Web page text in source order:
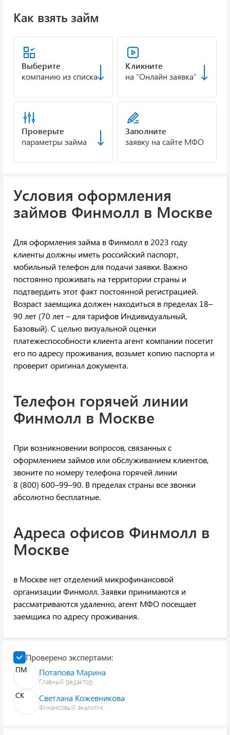
Как взять займ
Выберите
компанию из списка
Кликните
на “Онлайн заявка”
Проверьте
параметры займа
Заполните
заявку на сайте МФО
Условия оформления
займов Финмолл в Москве
Для оформления займа в Финмолл в 2023 году
клиенты должны иметь российский паспорт,
мобильный телефон для подачи заявки. Важно
постоянно проживать на территории страны и
подтвердить этот факт постоянной регистрацией.
Возраст заемщика должен находиться в пределах 18–
90 лет (70 лет – для тарифов Индивидуальный,
Базовый). С целью визуальной оценки
платежеспособности клиента агент компании посетит
его по адресу проживания, возьмет копию паспорта и
проверит оригинал документа.
Телефон горячей линии
Финмолл в Москве
При возникновении вопросов, связанных с
оформлением займов или обслуживанием клиентов,
звоните по номеру телефона горячей линии
8 (800) 600–99–90. В пределах страны все звонки
абсолютно бесплатные.
Адреса офисов Финмолл в
Москве
в Москве нет отделений микрофинансовой
организации Финмолл. Заявки принимаются и
рассматриваются удаленно, агент МФО посещает
заемщика по адресу проживания.
Проверено экспертами:
ПМ Потапова Марина
Главный редактор
СК Светлана Кожевникова
Финансовый аналитик